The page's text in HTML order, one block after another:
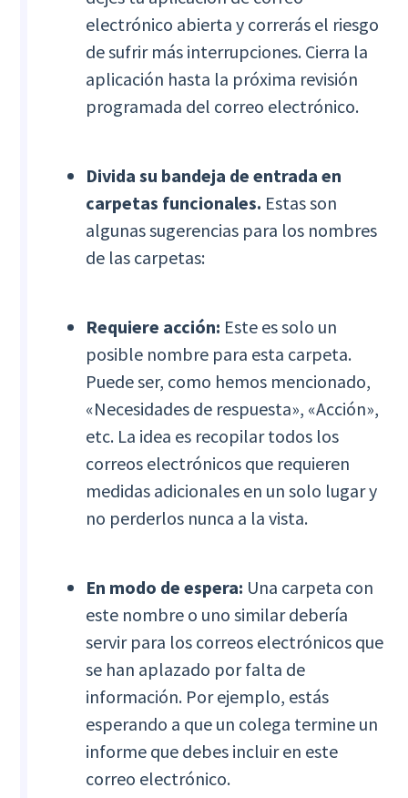
electrónico abierta y correrás el riesgo
de sufrir más interrupciones. Cierra la
aplicación hasta la próxima revisión
programada del correo electrónico.
Divida su bandeja de entrada en
carpetas funcionales. Estas son
algunas sugerencias para los nombres
de las carpetas:
Requiere acción: Este es solo un
posible nombre para esta carpeta.
Puede ser, como hemos mencionado,
«Necesidades de respuesta», «Acción»,
etc. La idea es recopilar todos los
correos electrónicos que requieren
medidas adicionales en un solo lugar y
no perderlos nunca a la vista.
En modo de espera: Una carpeta con
este nombre o uno similar debería
servir para los correos electrónicos que
se han aplazado por falta de
información. Por ejemplo, estás
esperando a que un colega termine un
informe que debes incluir en este
correo electrónico.